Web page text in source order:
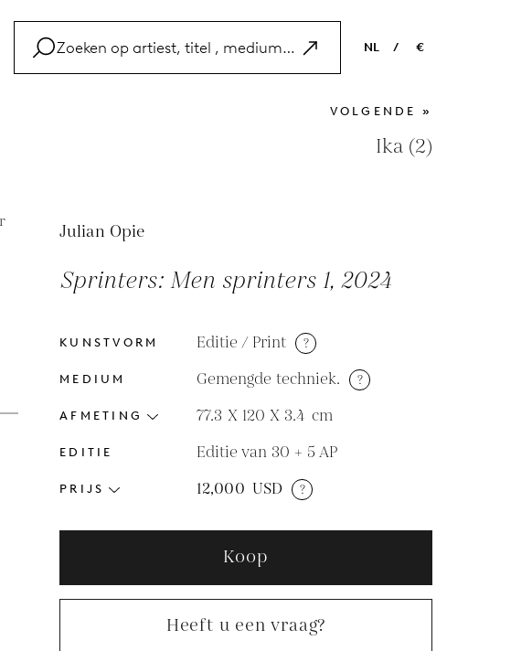
NL
NL
ES
/ €
EUR
GBP
VOLGENDE »
Ika (2)
Julian Opie
Sprinters: Men sprinters 1, 2024
KUNSTVORM Editie / Print ?
MEDIUM Gemengde techniek. ?
AFMETING 77.3 X 120 X 3.4 cm
EDITIE Editie van 30 + 5 AP
PRIJS 12,000 USD ?
Koop
Heeft u een vraag?